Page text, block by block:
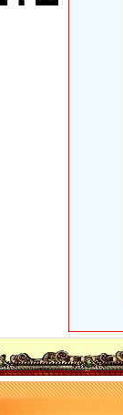
公司注销服务_公司注
代理记账、一般纳税
关于泉州市鲤城区国
关于泉州市鲤城区国
/上杭县供应商-阿里巴
业执照|东莞集群注册】-
个学校好?_仁和会计教
贫问-图片新闻-湖北省
列表网
报税、服务周到_志趣
58同城
-报名在线